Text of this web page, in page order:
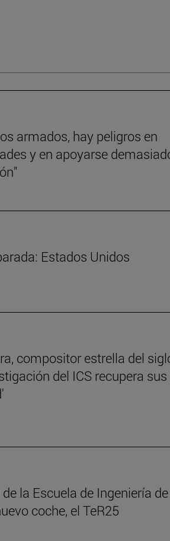
armados, hay peligros en
y en apoyarse
Estados Unidos
compositor estrella del
del ICS recupera sus
la Escuela de Ingeniería
coche, el TeR25